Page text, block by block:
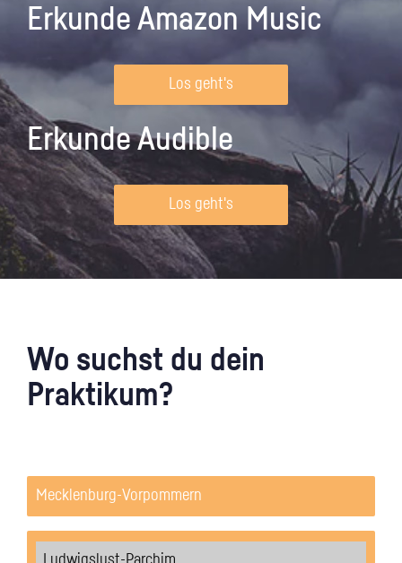
Erkunde Amazon Music
Los geht's
Erkunde Audible
Los geht's
Wo suchst du dein
Praktikum?